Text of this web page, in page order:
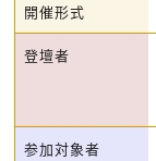
開催形式
登壇者
参加対象者